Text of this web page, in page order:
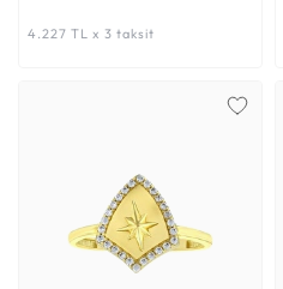
4.227 TL x 3 taksit